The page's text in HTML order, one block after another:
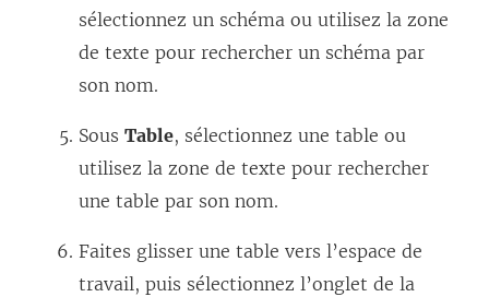
sélectionnez un schéma ou utilisez la zone
de texte pour rechercher un schéma par
son nom.
Sous Table, sélectionnez une table ou
utilisez la zone de texte pour rechercher
une table par son nom.
Faites glisser une table vers l’espace de
travail, puis sélectionnez l’onglet de la